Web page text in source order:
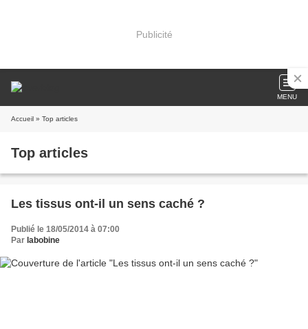
Publicité
MENU
Accueil » Top articles
Top articles
Les tissus ont-il un sens caché ?
Publié le 18/05/2014 à 07:00
Par labobine